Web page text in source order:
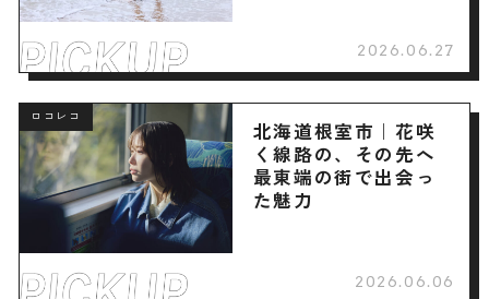
2026.06.27
ロコレコ
北海道根室市｜花咲
く線路の、その先へ
最東端の街で出会っ
た魅力
2026.06.06